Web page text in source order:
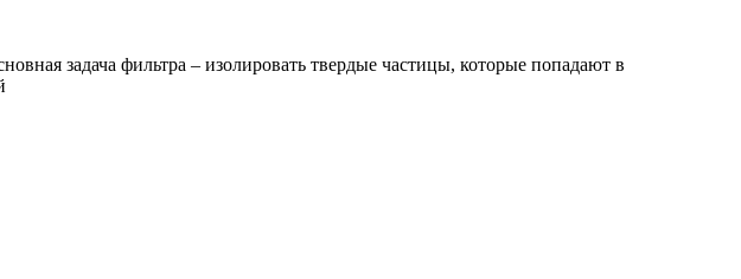
задача фильтра – изолировать твердые частицы, которые попадают в